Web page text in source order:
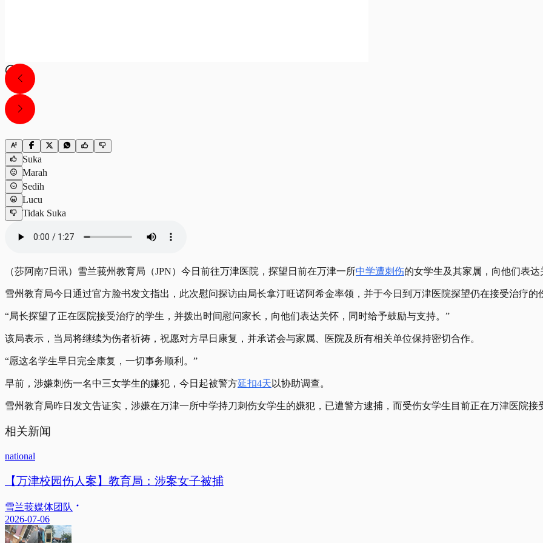
Suka
Marah
Sedih
Lucu
Tidak Suka
（莎阿南7日讯）雪兰莪州教育局（JPN）今日前往万津医院，探望日前在万津一所中学遭刺伤的女学生及其家属，向他们表达
雪州教育局今日通过官方脸书发文指出，此次慰问探访由局长拿汀旺诺阿希金率领，并于今日到万津医院探望仍在接受治疗的
“局长探望了正在医院接受治疗的学生，并拨出时间慰问家长，向他们表达关怀，同时给予鼓励与支持。”
该局表示，当局将继续为伤者祈祷，祝愿对方早日康复，并承诺会与家属、医院及所有相关单位保持密切合作。
“愿这名学生早日完全康复，一切事务顺利。”
早前，涉嫌刺伤一名中三女学生的嫌犯，今日起被警方延扣4天 以协助调查。
雪州教育局昨日发文告证实，涉嫌在万津一所中学持刀刺伤女学生的嫌犯，已遭警方逮捕，而受伤女学生目前正在万津医院接
相关新闻
national
【万津校园伤人案】教育局：涉案女子被捕
雪兰莪媒体团队
2026-07-06